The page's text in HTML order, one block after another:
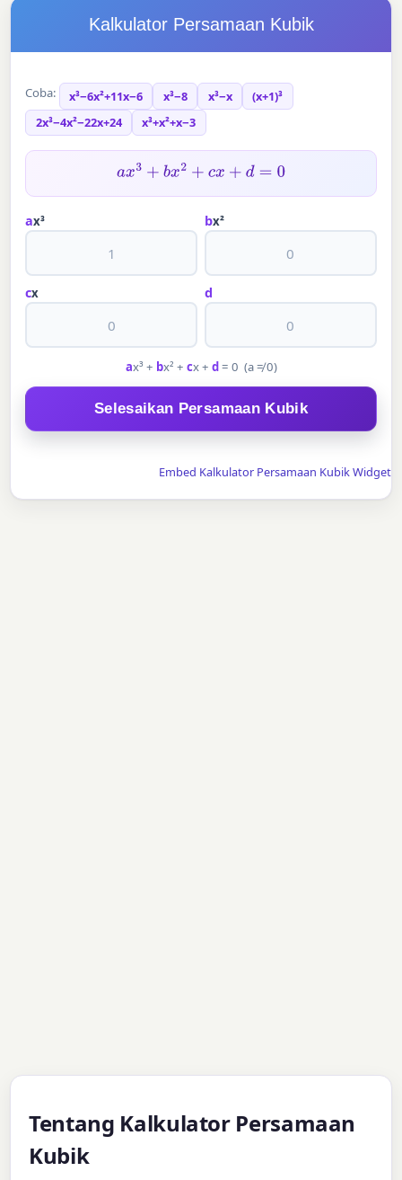
Kalkulator Persamaan Kubik
Coba: x³−6x²+11x−6 x³−8 x³−x
(x+1)³
2x³−4x²−22x+24
x³+x²+x−3
ax3+bx2+c x+ d=0
ax³ bx²
cx d
ax³ + bx² + cx + d= 0 (a ≠ 0)
Selesaikan Persamaan Kubik
Embed Kalkulator Persamaan Kubik Widget
Tentang Kalkulator Persamaan
Kubik